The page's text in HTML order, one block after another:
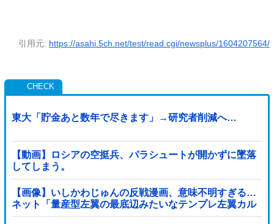
引用元: https://asahi.5ch.net/test/read.cgi/newsplus/1604207564/
東大「貯金あと数年で尽きます」→研究者削減へ…
【動画】ロシアの空挺兵、パラシュートが開かずに墜落
してしまう。
【画像】いしかわじゅんの反戦漫画、意味不明すぎる…
ネット「量産型左翼の最底辺みたいなテンプレ左翼カル
ト陰謀妄想漫画しか描けなくなってる」